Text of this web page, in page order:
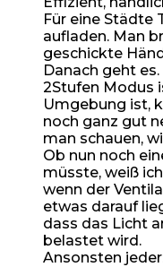
Für eine Städte
aufladen. Man
geschickte
Danach geht es.
2Stufen Modus
Umgebung ist,
noch ganz gut
man schauen,
Ob nun noch
müsste, weiß
wenn der
etwas darauf
dass das Licht
belastet wird.
Ansonsten